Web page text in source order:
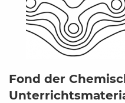
Fond der